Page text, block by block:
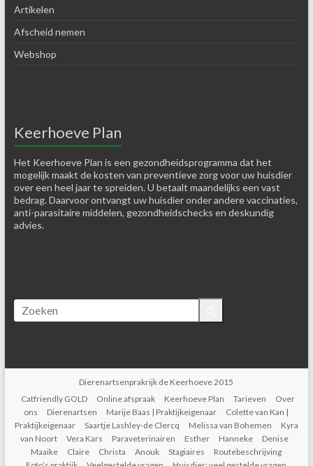
Artikelen
Afscheid nemen
Webshop
Keerhoeve Plan
Het Keerhoeve Plan is een gezondheidsprogramma dat het
mogelijk maakt de kosten van preventieve zorg voor uw huisdier
over een heel jaar te spreiden. U betaalt maandelijks een vast
bedrag. Daarvoor ontvangt uw huisdier onder andere vaccinaties,
anti-parasitaire middelen, gezondheidschecks en deskundig
advies.
Dierenartsenprakrijk de Keerhoeve 2015
Catfriendly GOLD
Online afspraak Keerhoeve Plan Tarieven
Over
ons
Dierenartsen Marije Baas | Praktijkeigenaar
Colette van Kan |
Praktijkeigenaar
Saartje Lashley-de Clercq Melissa van Bohemen
Kyra
van Noort
Vera Kars Paraveterinairen Esther Hanneke
Denise
Maaike
Claire Christa Anouk Stagiaires
Routebeschrijving